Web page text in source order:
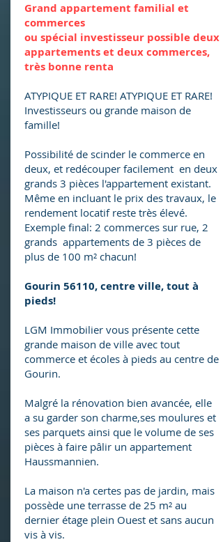
Grand appartement familial et
commerces
ou spécial investisseur possible deux
appartements et deux commerces,
très bonne renta
ATYPIQUE ET RARE! ATYPIQUE ET RARE!
Investisseurs ou grande maison de
famille!
Possibilité de scinder le commerce en
deux, et redécouper facilement en deux
grands 3 pièces l'appartement existant.
Même en incluant le prix des travaux, le
rendement locatif reste très élevé.
Exemple final: 2 commerces sur rue, 2
grands appartements de 3 pièces de
plus de 100 m² chacun!
Gourin 56110, centre ville, tout à
pieds!
LGM Immobilier vous présente cette
grande maison de ville avec tout
commerce et écoles à pieds au centre de
Gourin.
Malgré la rénovation bien avancée, elle
a su garder son charme,ses moulures et
ses parquets ainsi que le volume de ses
pièces à faire pâlir un appartement
Haussmannien.
La maison n'a certes pas de jardin, mais
possède une terrasse de 25 m² au
dernier étage plein Ouest et sans aucun
vis à vis.